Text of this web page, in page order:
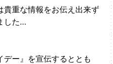
貴重な情報をお伝え出来ず
した…
デー』を宣伝するととも